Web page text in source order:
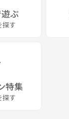
ぶ
探す
特集
探す